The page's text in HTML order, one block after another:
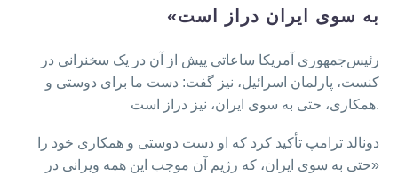
به سوی ایران دراز است»
رئیس‌جمهوری آمریکا ساعاتی پیش از آن در یک سخنرانی در
کنست، پارلمان اسرائیل، نیز گفت: دست ما برای دوستی و
همکاری، حتی به سوی ایران، نیز دراز است.
دونالد ترامپ تأکید کرد که او دست دوستی و همکاری خود را
«حتی به سوی ایران، که رژیم آن موجب این همه ویرانی در